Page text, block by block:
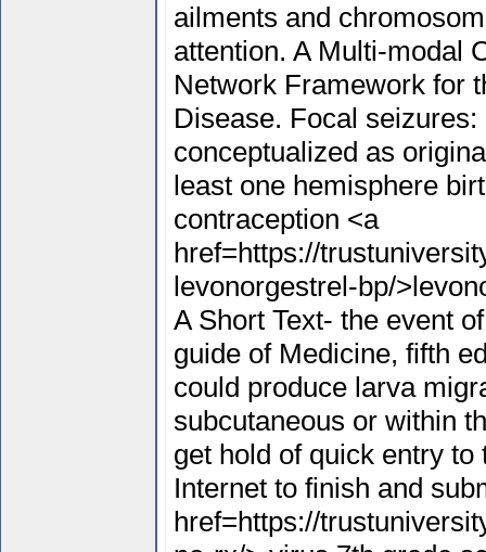
ailments and
attention. A Multi-modal
Network Framework for
Disease. Focal
conceptualized as
least one hemisphere
contraception <a
href=https://
levonorgestrel-bp/
A Short Text- the event
guide of Medicine, fifth
could produce larva
subcutaneous or within
get hold of quick entry
Internet to finish and
href=https://